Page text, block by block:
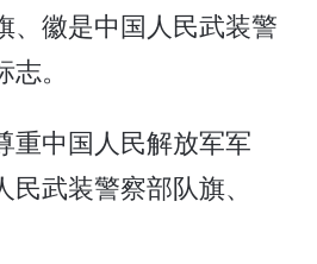
、徽是中国人民武装警
。
重中国人民解放军军
武装警察部队旗、